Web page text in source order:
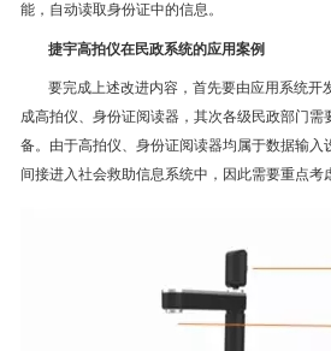
能，自动读取身份证中的信息。
捷宇高拍仪在民政系统的应用案例
要完成上述改进内容，首先要由应用系统开
成高拍仪、身份证阅读器，其次各级民政部门需
备。由于高拍仪、身份证阅读器均属于数据输入
间接进入社会救助信息系统中，因此需要重点考